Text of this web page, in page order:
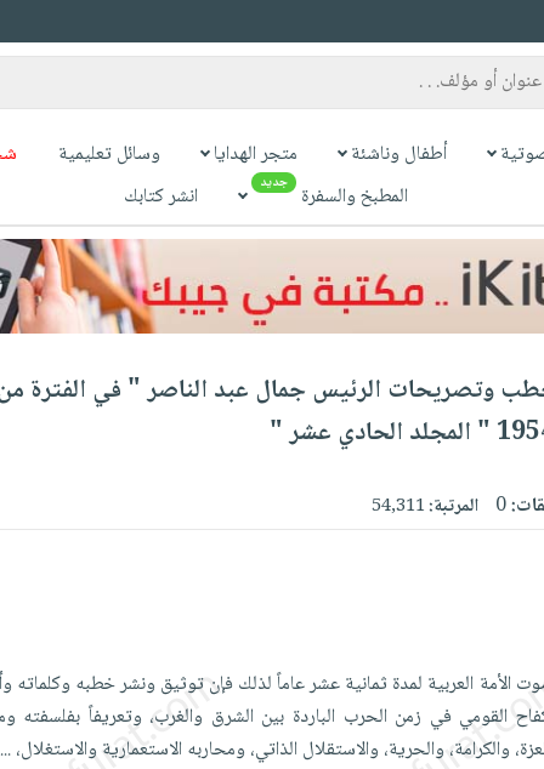
أطفال وناشئة متجر الهدايا وسائل تعليمية
المطبخ والسفرة
جديد انشر كتابك
وتصريحات الرئيس جمال عبد الناصر " في الفترة
0 المرتبة:54,311
الأمة العربية لمدة ثمانية عشر عاماً لذلك فإن توثيق ونشر خطبه وكلماته
القومي في زمن الحرب الباردة بين الشرق والغرب، وتعريفاً بفلسفته
والكرامة، والحرية، والاستقلال الذاتي، ومحاربه الاستعمارية والاستغلال،...